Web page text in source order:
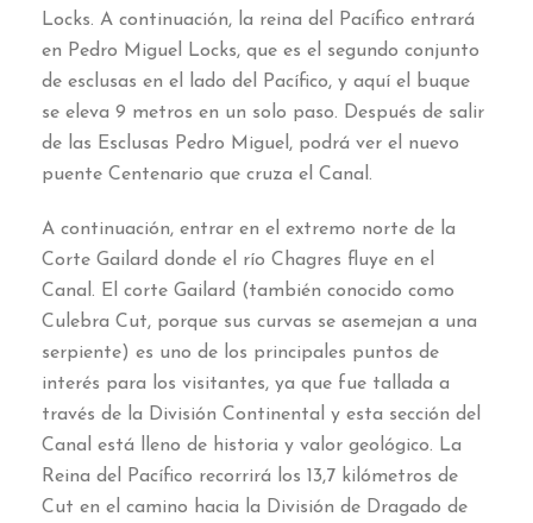
Locks. A continuación, la reina del Pacífico entrará
en Pedro Miguel Locks, que es el segundo conjunto
de esclusas en el lado del Pacífico, y aquí el buque
se eleva 9 metros en un solo paso. Después de salir
de las Esclusas Pedro Miguel , podrá ver el nuevo
puente Centenario que cruza el Canal .
A continuación, entrar en el extremo norte de la
Corte Gailard donde el río Chagres fluye en el
Canal . El corte Gailard (también conocido como
Culebra Cut, porque sus curvas se asemejan a una
serpiente) es uno de los principales puntos de
interés para los visitantes, ya que fue tallada a
través de la División Continental y esta sección del
Canal está lleno de historia y valor geológico. La
Reina del Pacífico recorrirá los 13,7 kilómetros de
Cut en el camino hacia la División de Dragado de